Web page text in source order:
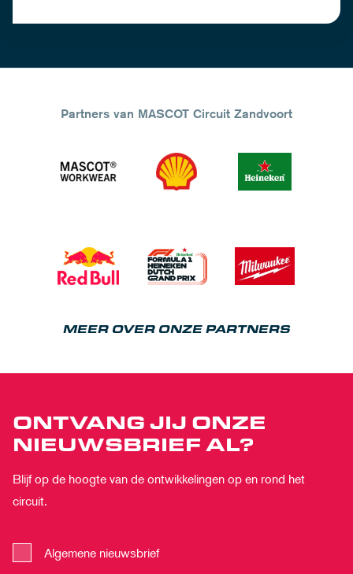
Partners van MASCOT Circuit Zandvoort
MEER OVER ONZE PARTNERS
ONTVANG JIJ ONZE
NIEUWSBRIEF AL?
Blijf op de hoogte van de ontwikkelingen op en rond het
circuit.
Algemene nieuwsbrief